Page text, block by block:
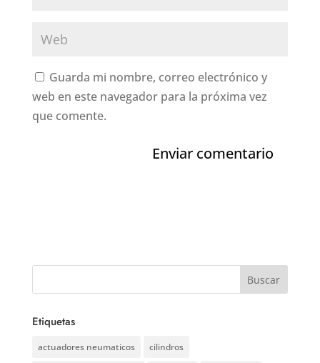
Guarda mi nombre, correo electrónico y
web en este navegador para la próxima vez
que comente.
Etiquetas
actuadores neumaticos cilindros